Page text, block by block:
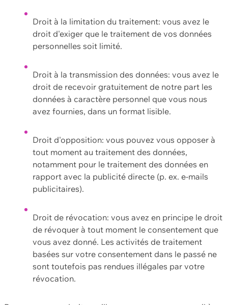
Droit à la limitation du traitement: vous avez le
droit d'exiger que le traitement de vos données
personnelles soit limité.
Droit à la transmission des données: vous avez le
droit de recevoir gratuitement de notre part les
données à caractère personnel que vous nous
avez fournies, dans un format lisible.
Droit d'opposition: vous pouvez vous opposer à
tout moment au traitement des données,
notamment pour le traitement des données en
rapport avec la publicité directe (p. ex. e-mails
publicitaires).
Droit de révocation: vous avez en principe le droit
de révoquer à tout moment le consentement que
vous avez donné. Les activités de traitement
basées sur votre consentement dans le passé ne
sont toutefois pas rendues illégales par votre
révocation.